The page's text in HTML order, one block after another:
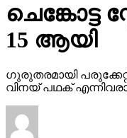
ചെങ്കോട്ട
15 ആയി
ഗുരുതരമായി
വിനയ് പഥക്